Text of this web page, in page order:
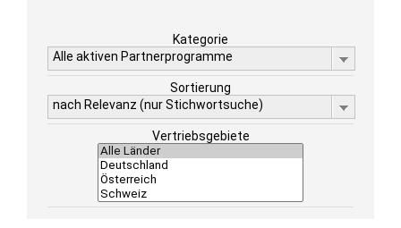
Kategorie
Alle aktiven Partnerprogramme
Sortierung
nach Relevanz (nur Stichwortsuche)
Vertriebsgebiete